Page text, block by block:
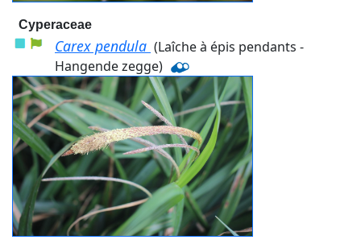
Cyperaceae
Carex pendula (Laîche à épis pendants -
Hangende zegge)